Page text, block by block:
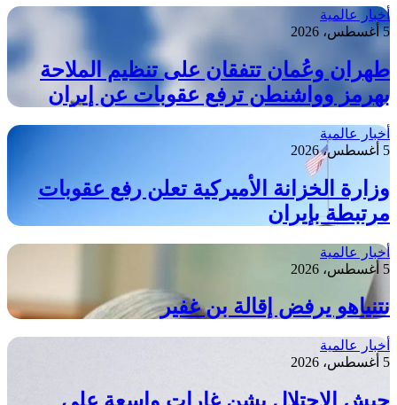
أخبار عالمية
5 أغسطس، 2026
طهران وعُمان تتفقان على تنظيم الملاحة
بهرمز وواشنطن ترفع عقوبات عن إيران
أخبار عالمية
5 أغسطس، 2026
وزارة الخزانة الأميركية تعلن رفع عقوبات
مرتبطة بإيران
أخبار عالمية
5 أغسطس، 2026
نتنياهو يرفض إقالة بن غفير
أخبار عالمية
5 أغسطس، 2026